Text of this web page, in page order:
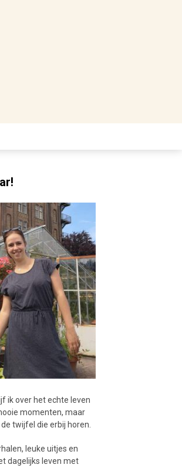
ik over het echte leven
momenten, maar
twijfel die erbij horen.
leuke uitjes en
dagelijks leven met